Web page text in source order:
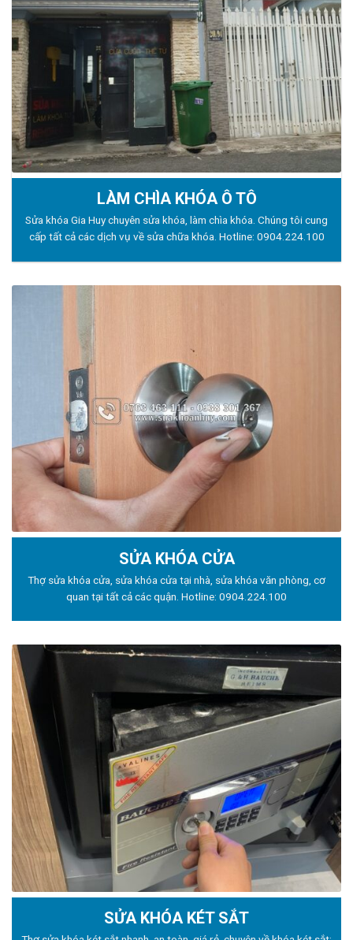
LÀM CHÌA KHÓA Ô TÔ
Sửa khóa Gia Huy chuyên sửa khóa, làm chìa khóa. Chúng tôi cung
cấp tất cả các dịch vụ về sửa chữa khóa. Hotline: 0904.224.100
SỬA KHÓA CỬA
Thợ sửa khóa cửa, sửa khóa cửa tại nhà, sửa khóa văn phòng, cơ
quan tại tất cả các quận. Hotline: 0904.224.100
SỬA KHÓA KÉT SẮT